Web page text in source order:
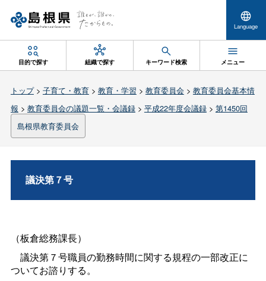
Language
目的で探す 組織で探す キーワード検索 メニュー
トップ> 子育て・教育> 教育・学習 > 教育委員会 > 教育委員会基本情
報 > 教育委員会の議題一覧・会議録> 平成22年度会議録> 第1450回
島根県教育委員会
議決第７号
（板倉総務課長）
議決第７号職員の勤務時間に関する規程の一部改正に
ついてお諮りする。